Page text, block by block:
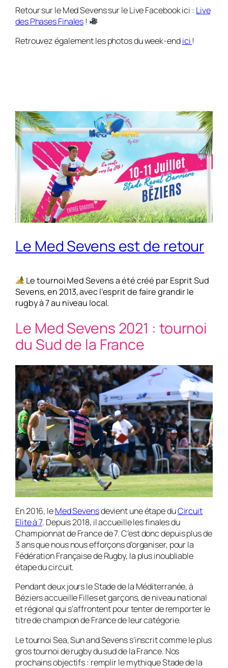
Retour sur le Med Sevens sur le Live Facebook ici : Live
des Phases Finales !
Retrouvez également les photos du week-endici !
Le Med Sevens est de retour
Le tournoi Med Sevens a été créé par Esprit Sud
Sevens, en 2013, avec l’esprit de faire grandir le
rugby à 7 au niveau local.
Le Med Sevens 2021 : tournoi
du Sud de la France
En 2016, leMed Sevensdevient une étape duCircuit
Elite à 7. Depuis 2018, il accueille les finales du
Championnat de France de 7. C’est donc depuis plus de
3 ans que nous nous efforçons d’organiser, pour la
Fédération Française de Rugby, la plus inoubliable
étape du circuit.
Pendant deux jours le Stade de la Méditerranée, à
Béziers accueille Filles et garçons, de niveau national
et régional qui s’affrontent pour tenter de remporter le
titre de champion de France de leur catégorie.
Le tournoi Sea, Sun and Sevens s’inscrit comme le plus
gros tournoi de rugby du sud de la France. Nos
prochains objectifs : remplir le mythique Stade de la